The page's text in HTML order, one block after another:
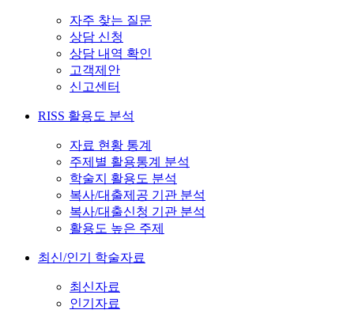
자주 찾는 질문
상담 신청
상담 내역 확인
고객제안
신고센터
RISS 활용도 분석
자료 현황 통계
주제별 활용통계 분석
학술지 활용도 분석
복사/대출제공 기관 분석
복사/대출신청 기관 분석
활용도 높은 주제
최신/인기 학술자료
최신자료
인기자료